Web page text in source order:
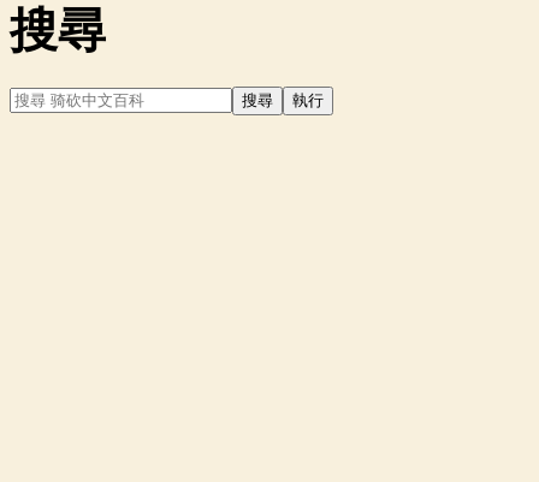
搜尋